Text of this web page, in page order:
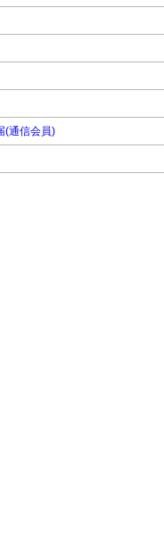
(通信会員)